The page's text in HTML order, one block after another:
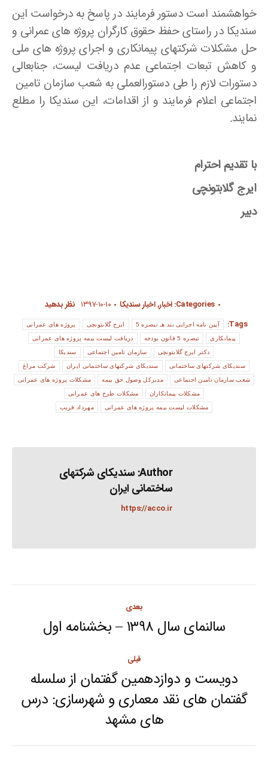
خواهشمند است دستور فرمایند در پاسخ به درخواست این
سندیکا در راستای حفظ حقوق کارگران پروژه های عمرانی و
حل مشکلات شرکتهای پیمانکاری و اجرای پروژه های ملی
و کاهش تبعات اجتماعی عدم دریافت لیست، جنابعالی
دستورات لازم را طی دستورالعملی به شعب سازمان تامین
اجتماعی اعلام فرمایند و از اقدامات، این سندیکا را مطلع
نمایند.
با تقدیم احترام
ایرج گلابتونچی
دبیر
Categories: اخبار,اخبار سندیکا ۱۳۹۷-۱۰-۱۰ نظر بدهید
Tags:
آیین نامه اجرایی بند هـ تبصره 5 ایرج گلابتونچی پروژه های عمرانی
پیمانکاری تبصره 5 قانون بودجه دریافت لیست بیمه پروژه های عمرانی
دکتر ایرج گلابتونچی سازمان تامین اجتماعی سندیکا
سندیکای شرکتهای ساختمانی سندیکای شرکتهای ساختمانی ایران شرکت مراغ
شعب سازمان تامین اجتماعی مدیرکل وصول حق بیمه مشکلات پروژه های عمرانی
مشکلات پیمانکاران مشکلات طرح های عمرانی
مشکلات لیست بیمه پروژه های عمرانی مهرداد قریب
Author: سندیکای شرکتهای
ساختمانی ایران
https://acco.ir
navigation
قبلی
Previous
post:
دویست و دوازدهمین گفتمان از سلسله
گفتمان های نقد معماری و شهرسازی: درس
های مشهد
بعدی
Next
سالنمای سال ۱۳۹۸ – بخشنامه اول